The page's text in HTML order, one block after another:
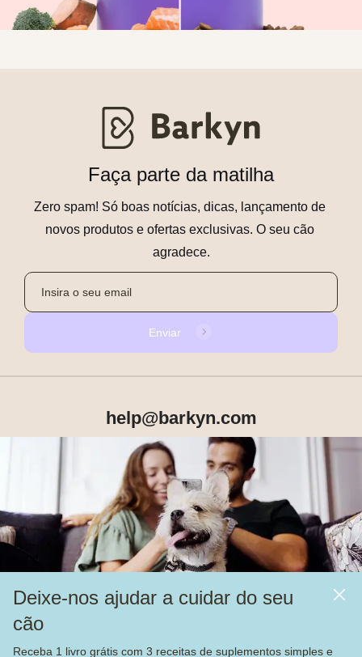
Deixe-nos ajudar a cuidar do seu
cão
Receba 1 livro grátis com 3 receitas de suplementos simples e
Faça parte da matilha
Zero spam! Só boas notícias, dicas, lançamento de
novos produtos e ofertas exclusivas. O seu cão
agradece.
Enviar
help@barkyn.com
Produtos
Mais
Alimentação